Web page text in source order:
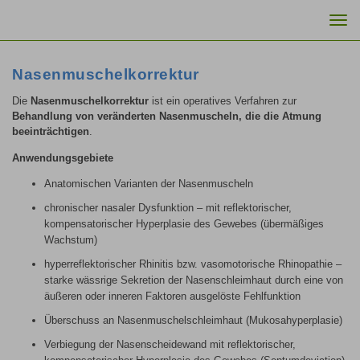
Nasenmuschelkorrektur
Die Nasenmuschelkorrektur ist ein operatives Verfahren zur
Behandlung von veränderten Nasenmuscheln, die die Atmung
beeinträchtigen.
Anwendungsgebiete
Anatomischen Varianten der Nasenmuscheln
chronischer nasaler Dysfunktion – mit reflektorischer,
kompensatorischer Hyperplasie des Gewebes (übermäßiges
Wachstum)
hyperreflektorischer Rhinitis bzw. vasomotorische Rhinopathie –
starke wässrige Sekretion der Nasenschleimhaut durch eine von
äußeren oder inneren Faktoren ausgelöste Fehlfunktion
Überschuss an Nasenmuschelschleimhaut (Mukosahyperplasie)
Verbiegung der Nasenscheidewand mit reflektorischer,